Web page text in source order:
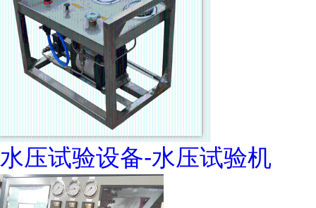
水压试验设备-水压试验机